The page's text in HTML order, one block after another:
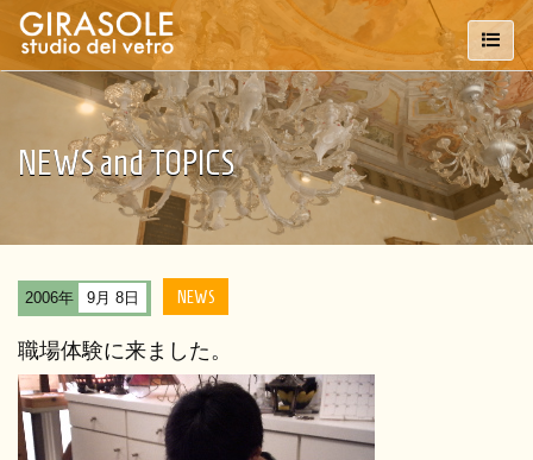
NEWS and TOPICS
2006年 9月 8日 NEWS
職場体験に来ました。